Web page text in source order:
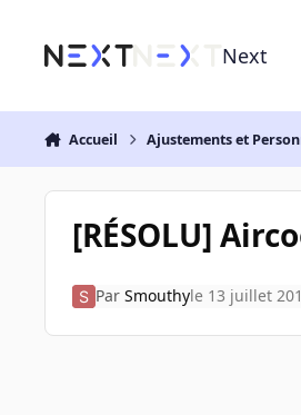
Next
Accueil Ajustements et
[RÉSOLU]
Par Smouthyle 13 juillet